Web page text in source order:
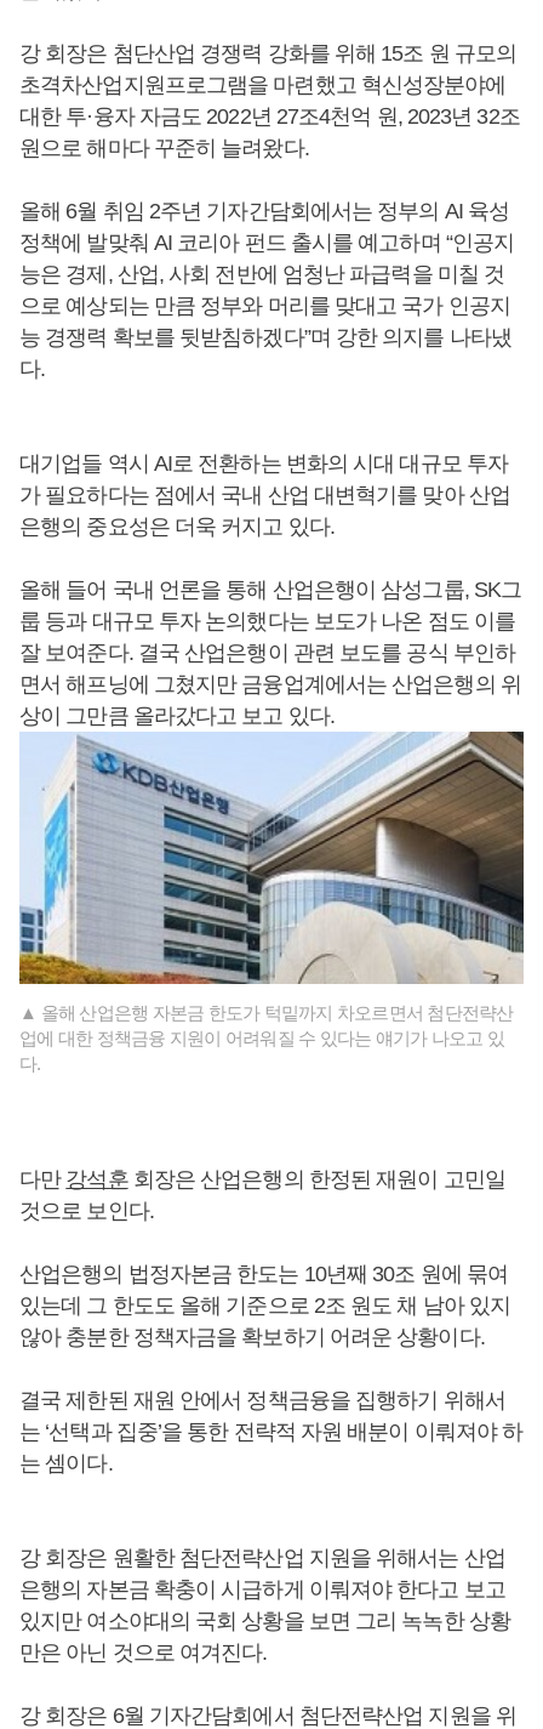
강 회장은 첨단산업 경쟁력 강화를 위해 15조 원 규모의
초격차산업지원프로그램을 마련했고 혁신성장분야에
대한 투·융자 자금도 2022년 27조4천억 원, 2023년 32조
원으로 해마다 꾸준히 늘려왔다.
올해 6월 취임 2주년 기자간담회에서는 정부의 AI 육성
정책에 발맞춰 AI 코리아 펀드 출시를 예고하며 “인공지
능은 경제, 산업, 사회 전반에 엄청난 파급력을 미칠 것
으로 예상되는 만큼 정부와 머리를 맞대고 국가 인공지
능 경쟁력 확보를 뒷받침하겠다”며 강한 의지를 나타냈
다.
대기업들 역시 AI로 전환하는 변화의 시대 대규모 투자
가 필요하다는 점에서 국내 산업 대변혁기를 맞아 산업
은행의 중요성은 더욱 커지고 있다.
올해 들어 국내 언론을 통해 산업은행이 삼성그룹, SK그
룹 등과 대규모 투자 논의했다는 보도가 나온 점도 이를
잘 보여준다. 결국 산업은행이 관련 보도를 공식 부인하
면서 해프닝에 그쳤지만 금융업계에서는 산업은행의 위
상이 그만큼 올라갔다고 보고 있다.
▲ 올해 산업은행 자본금 한도가 턱밑까지 차오르면서 첨단전략산
업에 대한 정책금융 지원이 어려워질 수 있다는 얘기가 나오고 있
다.
다만 강석훈회장은 산업은행의 한정된 재원이 고민일
것으로 보인다.
산업은행의 법정자본금 한도는 10년째 30조 원에 묶여
있는데 그 한도도 올해 기준으로 2조 원도 채 남아 있지
않아 충분한 정책자금을 확보하기 어려운 상황이다.
결국 제한된 재원 안에서 정책금융을 집행하기 위해서
는 ‘선택과 집중’을 통한 전략적 자원 배분이 이뤄져야 하
는 셈이다.
강 회장은 원활한 첨단전략산업 지원을 위해서는 산업
은행의 자본금 확충이 시급하게 이뤄져야 한다고 보고
있지만 여소야대의 국회 상황을 보면 그리 녹녹한 상황
만은 아닌 것으로 여겨진다.
강 회장은 6월 기자간담회에서 첨단전략산업 지원을 위